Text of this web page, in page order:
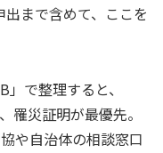
まで含めて、ここを
で整理すると、
罹災証明が最優先。
や自治体の相談窓口